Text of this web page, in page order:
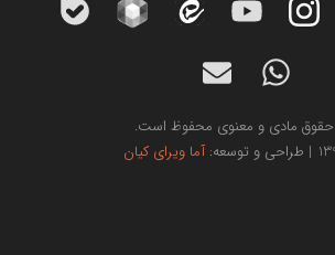
حقوق مادی و معنوی محفوظ است.
و توسعه:
آما ویرای کیان